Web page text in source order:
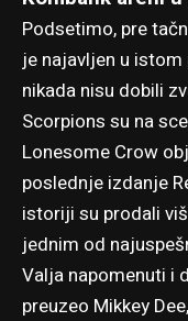
Podsetimo, pre
je najavljen u
nikada nisu dobili
Scorpions su na
Lonesome Crow
poslednje izdanje
istoriji su prodali
jednim od
Valja napomenuti i
preuzeo Mikkey